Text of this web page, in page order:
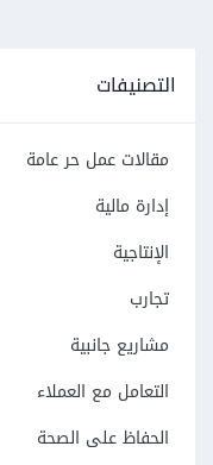
التصنيفات
مقالات عمل حر عامة
إدارة مالية
الإنتاجية
تجارب
مشاريع جانبية
التعامل مع العملاء
الحفاظ على الصحة